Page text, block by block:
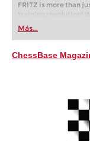
FRITZ is more than
training revolution!
first steps into the
playing at a
train more
more personalised
Más...
ChessBase